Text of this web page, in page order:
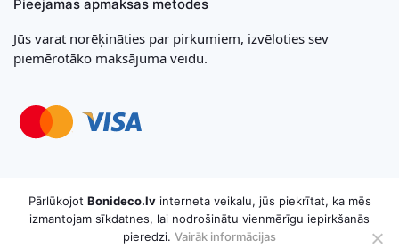
Pieejamas apmaksas metodes
Jūs varat norēķināties par pirkumiem, izvēloties sev
piemērotāko maksājuma veidu.
Pārlūkojot Bonideco.lvinterneta veikalu, jūs piekrītat, ka mēs
izmantojam sīkdatnes, lai nodrošinātu vienmērīgu iepirkšanās
pieredzi. Vairāk informācijas